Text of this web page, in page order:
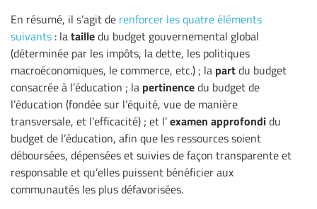
En résumé, il s’agit de renforcer les quatre éléments
suivants : latailledu budget gouvernemental global
(déterminée par les impôts, la dette, les politiques
macroéconomiques, le commerce, etc.) ; la partdu budget
consacrée à l’éducation ; la pertinencedu budget de
l’éducation (fondée sur l’équité, vue de manière
transversale, et l’efficacité) ; et l’examen approfondidu
budget de l’éducation, afin que les ressources soient
déboursées, dépensées et suivies de façon transparente et
responsable et qu’elles puissent bénéficier aux
communautés les plus défavorisées.